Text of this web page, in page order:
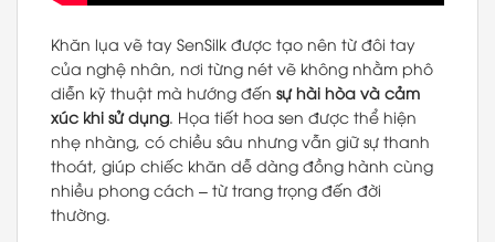
Khăn lụa vẽ tay SenSilk được tạo nên từ đôi tay
của nghệ nhân, nơi từng nét vẽ không nhằm phô
diễn kỹ thuật mà hướng đến sự hài hòa và cảm
xúc khi sử dụng . Họa tiết hoa sen được thể hiện
nhẹ nhàng, có chiều sâu nhưng vẫn giữ sự thanh
thoát, giúp chiếc khăn dễ dàng đồng hành cùng
nhiều phong cách – từ trang trọng đến đời
thường.